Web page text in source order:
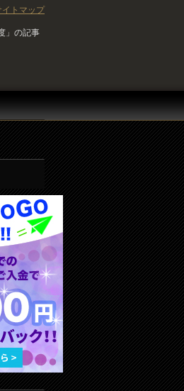
」の記事
イトマップ